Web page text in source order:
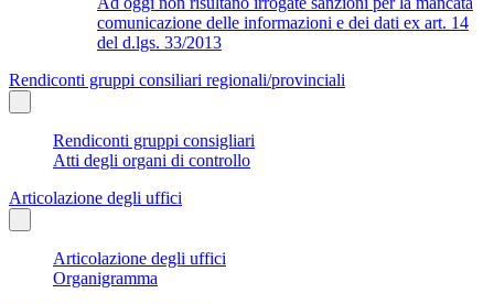
comunicazione delle informazioni e dei dati ex art. 14
del d.lgs. 33/2013
Rendiconti gruppi consiliari regionali/provinciali
Rendiconti gruppi consigliari
Atti degli organi di controllo
Articolazione degli uffici
Articolazione degli uffici
Organigramma